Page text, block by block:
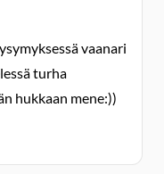
vaanari
turha
hukkaan mene:))